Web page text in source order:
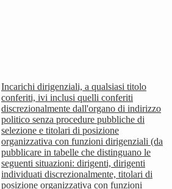
Incarichi dirigenziali, a qualsiasi titolo
conferiti, ivi inclusi quelli conferiti
discrezionalmente dall'organo di indirizzo
politico senza procedure pubbliche di
selezione e titolari di posizione
organizzativa con funzioni dirigenziali (da
pubblicare in tabelle che distinguano le
seguenti situazioni: dirigenti, dirigenti
individuati discrezionalmente, titolari di
posizione organizzativa con funzioni